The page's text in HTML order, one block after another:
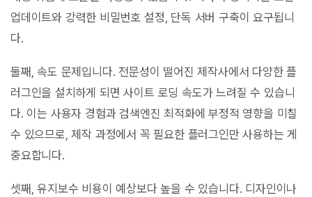
업데이트와 강력한 비밀번호 설정, 단독 서버 구축이 요구됩니
다.
둘째, 속도 문제입니다. 전문성이 떨어진 제작사에서 다양한 플
러그인을 설치하게 되면 사이트 로딩 속도가 느려질 수 있습니
다. 이는 사용자 경험과 검색엔진 최적화에 부정적 영향을 미칠
수 있으므로, 제작 과정에서 꼭 필요한 플러그인만 사용하는 게
중요합니다.
셋째, 유지보수 비용이 예상보다 높을 수 있습니다. 디자인이나